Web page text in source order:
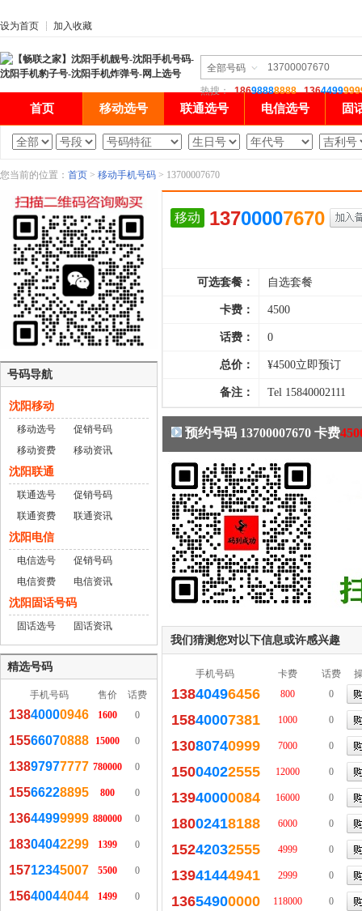
设为首页 加入收藏
热搜： 18698888888 1364499
首页 移动选号 联通选号 电信选号 固
您当前的位置： 首页 > 移动手机号码 > 13700007670
移动 13700007670
可选套餐： 自选套餐
卡费： 4500
话费： 0
总价： ¥4500立即预订
备注： Tel 15840002111
预约号码 13700007670 卡费
我们猜测您对以下信息或许感兴趣
手机号码 卡费 话费
13840496456 800 0
15840007381 1000 0
13080740999 7000 0
15004022555 12000 0
13940000084 16000 0
18002418188 6000 0
15242032555 4999 0
13941444941 2999 0
13654900000 118000 0
号码导航
沈阳移动
移动选号
促销号码
移动资费
移动资讯
沈阳联通
联通选号
促销号码
联通资费
联通资讯
沈阳电信
电信选号
促销号码
电信资费
电信资讯
沈阳固话号码
固话选号 固话资讯
精选号码
手机号码 售价 话费
13840000946 1600 0
15566070888 15000 0
13897977777 780000 0
15566228895 800 0
13644999999 880000 0
18304042299 1399 0
15712345007 5500 0
15640044044 1499 0